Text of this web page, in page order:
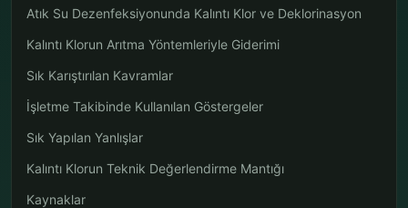
Atık Su Dezenfeksiyonunda Kalıntı Klor ve Deklorinasyon
Kalıntı Klorun Arıtma Yöntemleriyle Giderimi
Sık Karıştırılan Kavramlar
İşletme Takibinde Kullanılan Göstergeler
Sık Yapılan Yanlışlar
Kalıntı Klorun Teknik Değerlendirme Mantığı
Kaynaklar